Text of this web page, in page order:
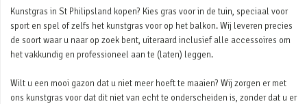
Kunstgras in St Philipsland kopen? Kies gras voor in de tuin, speciaal voor
sport en spel of zelfs het kunstgras voor op het balkon. Wij leveren precies
de soort waar u naar op zoek bent, uiteraard inclusief alle accessoires om
het vakkundig en professioneel aan te (laten) leggen.
Wilt u een mooi gazon dat u niet meer hoeft te maaien? Wij zorgen er met
ons kunstgras voor dat dit niet van echt te onderscheiden is, zonder dat u er